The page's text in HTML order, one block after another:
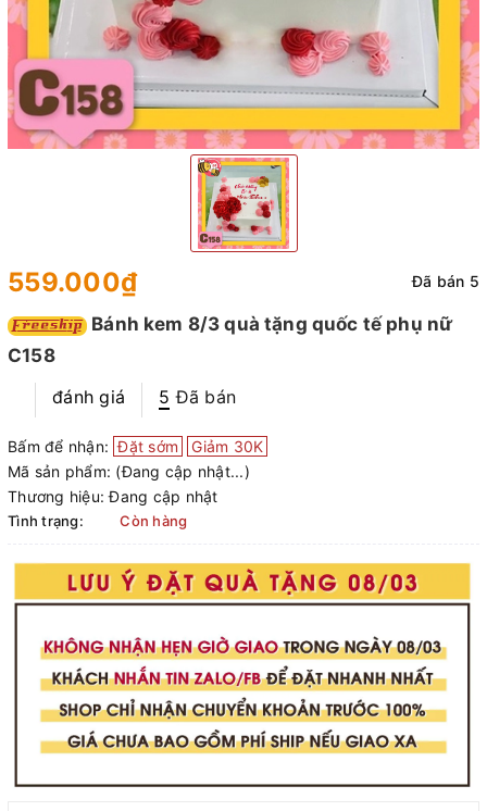
559.000₫ Đã bán 5
Bánh kem 8/3 quà tặng quốc tế phụ nữ
C158
đánh giá
5 Đã bán
Bấm để nhận: Đặt sớm
Giảm 30K
Mã sản phẩm: (Đang cập nhật...)
Thương hiệu: Đang cập nhật
Tình trạng: Còn hàng